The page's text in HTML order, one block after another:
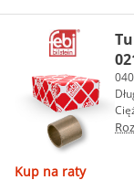
Kup na raty